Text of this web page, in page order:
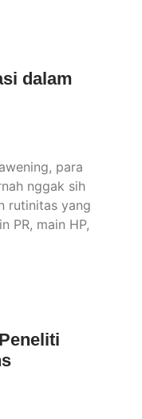
dalam
para
nggak sih
rutinitas yang
PR, main HP,